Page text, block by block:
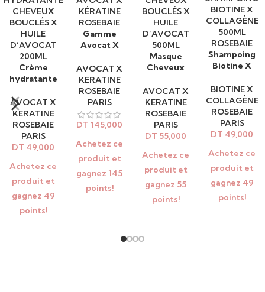
AJOUTER AU
PANIER
Crème
hydratante
bouclés x
Huile
d’Avocat
200ml
AVOCAT X
KERATINE
ROSEBAIE
PARIS
DT 49,000
Achetez ce
produit et
gagnez 49
points!
AJOUTER AU
PANIER
Gamme
Avocat X
Rosebaie
AVOCAT X
KERATINE
ROSEBAIE
PARIS
DT 145,000
Achetez ce
produit et
gagnez 145
points!
AJOUTER AU
PANIER
Masque
Cheveux
Huile
d’Avocat
500ml
AVOCAT X
KERATINE
ROSEBAIE
PARIS
DT 55,000
Achetez ce
produit et
gagnez 55
points!
AJOUTER AU
PANIER
Shampoing
Biotine X
500ml
Rosebaie
BIOTINE X
COLLAGÈNE
ROSEBAIE
PARIS
DT 49,000
Achetez ce
produit et
gagnez 49
points!